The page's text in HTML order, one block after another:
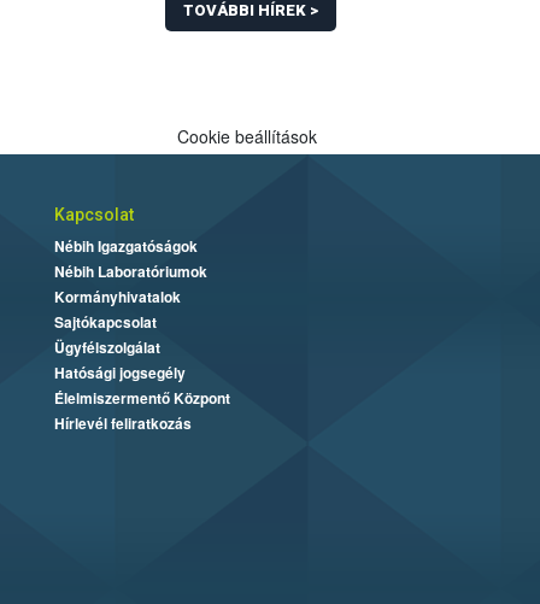
TOVÁBBI HÍREK >
Cookie beállítások
Kapcsolat
Nébih Igazgatóságok
Nébih Laboratóriumok
Kormányhivatalok
Sajtókapcsolat
Ügyfélszolgálat
Hatósági jogsegély
Élelmiszermentő Központ
Hírlevél feliratkozás